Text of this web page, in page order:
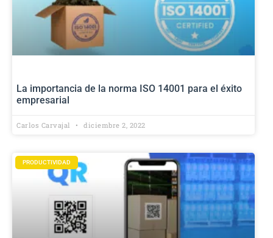
La importancia de la norma ISO 14001 para el éxito
empresarial
Carlos Carvajal diciembre 2, 2022
PRODUCTIVIDAD